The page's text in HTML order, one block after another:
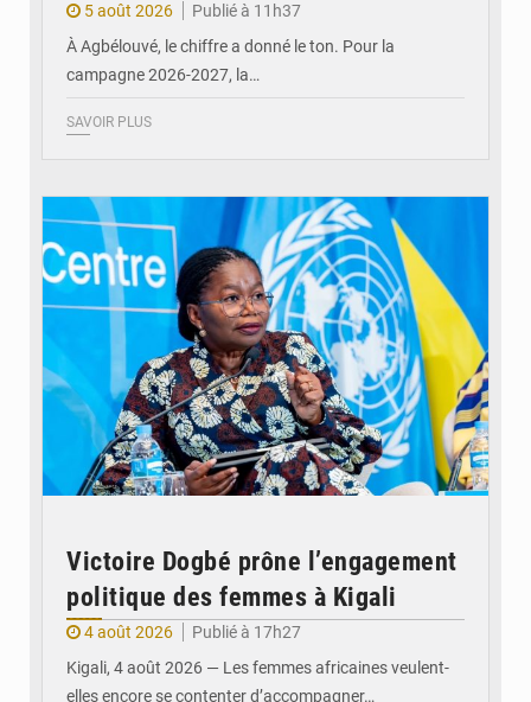
5 août 2026
Publié à 11h37
À Agbélouvé, le chiffre a donné le ton. Pour la
campagne 2026-2027, la…
SAVOIR PLUS
Victoire Dogbé prône l’engagement
politique des femmes à Kigali
4 août 2026
Publié à 17h27
Kigali, 4 août 2026 — Les femmes africaines veulent-
elles encore se contenter d’accompagner…